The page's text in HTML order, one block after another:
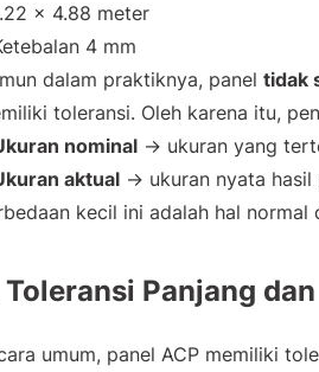
× 4.88 meter
4 mm
dalam praktiknya, paneltidak
toleransi. Oleh karena itu,
nominal → ukuran yang
aktual → ukuran nyata hasil
kecil ini adalah hal
Toleransi Panjang
umum, panel ACP memiliki